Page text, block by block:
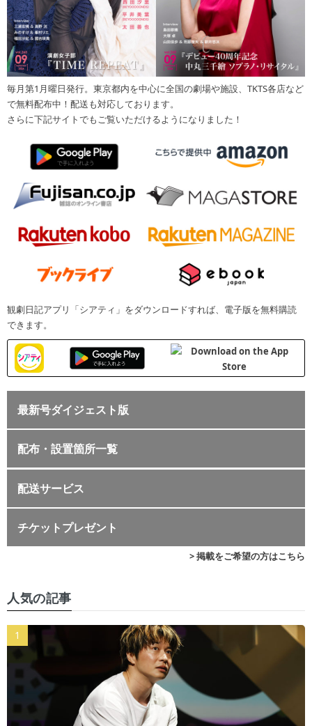
毎月第1月曜日発行。東京都内を中心に全国の劇場や施設、TKTS各店など
で無料配布中！配送も対応しております。
さらに下記サイトでもご覧いただけるようになりました！
観劇日記アプリ「シアティ」をダウンロードすれば、電子版を無料購読
できます。
最新号ダイジェスト版
配布・設置箇所一覧
配送サービス
チケットプレゼント
> 掲載をご希望の方はこちら
人気の記事